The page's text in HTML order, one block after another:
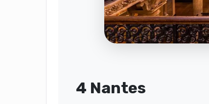
4 Nantes